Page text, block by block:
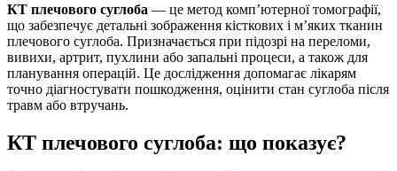
КТ плечового суглоба — це метод комп’ютерної томографії,
що забезпечує детальні зображення кісткових і м’яких тканин
плечового суглоба. Призначається при підозрі на переломи,
вивихи, артрит, пухлини або запальні процеси, а також для
планування операцій. Це дослідження допомагає лікарям
точно діагностувати пошкодження, оцінити стан суглоба після
травм або втручань.
КТ плечового суглоба: що показує?